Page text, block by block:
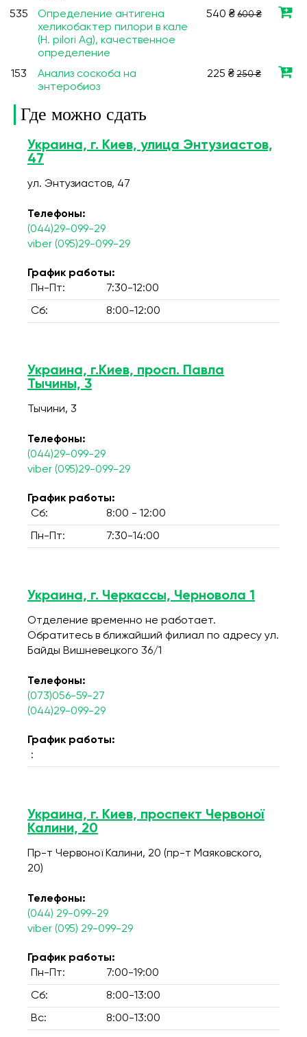
535
Определение антигена
хеликобактер пилори в кале
(H. pilori Ag), качественное
определение
540 ₴600 ₴
153
Анализ соскоба на
энтеробиоз
225 ₴250 ₴
Где можно сдать
Украина, г. Киев, улица Энтузиастов,
47
ул. Энтузиастов, 47
Телефоны:
(044)29-099-29
viber (095)29-099-29
График работы:
Пн-Пт:
7:30-12:00
Сб: 8:00-12:00
Украина, г.Киев, просп. Павла
Тычины, 3
Тычини, 3
Телефоны:
(044)29-099-29
viber (095)29-099-29
График работы:
Сб:
8:00 - 12:00
Пн-Пт: 7:30-14:00
Украина, г. Черкассы, Черновола 1
Отделение временно не работает.
Обратитесь в ближайший филиал по адресу ул.
Байды Вишневецкого 36/1
Телефоны:
(073)056-59-27
(044)29-099-29
График работы:
:
Украина, г. Киев, проспект Червоної
Калини, 20
Пр-т Червоної Калини, 20 (пр-т Маяковского,
20)
Телефоны:
(044) 29-099-29
viber (095) 29-099-29
График работы:
Пн-Пт:
7:00-19:00
Сб: 8:00-13:00
Вс: 8:00-13:00